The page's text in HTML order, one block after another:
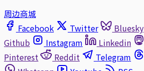
周边商城
Facebook
Twitter Bluesky
Github
Instagram Linkedin
Pinterest
Reddit Telegram